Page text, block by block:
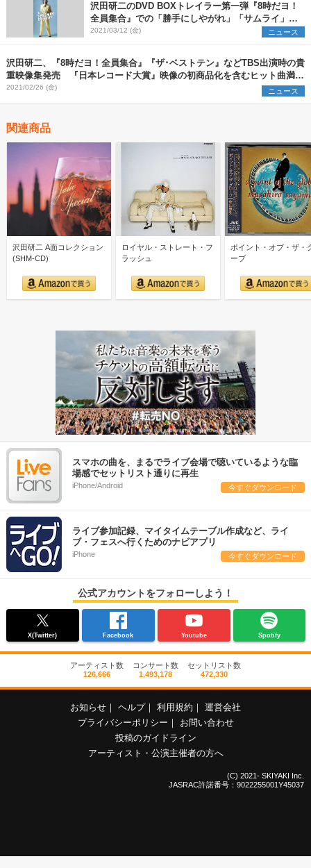
沢田研二のDVD BOXトレイラー第一弾『8時だヨ！
全員集合』での「勝手にしやがれ」「サムライ」な
ど歌唱映像公開
2021/03/12 (金) ニュース
沢田研二、『8時だヨ！全員集合』『ザ･ベストテン』などTBS出演時の貴
重映像集発売 『日本レコード大賞』映像の初商品化を含むヒット曲満載
のDVD7枚組
2021/02/26 (金) ニュース
関連商品
沢田研二 A面コレクション
(SHM-CD)
ロイヤル・ストレート・フ
ラッシュ
ポイント・オブ・ザ・
ーブ
スマホの曲を、まるでライブ会場で聴いているような臨
場感でセットリスト通りに再生
iPhone/Android 今すぐダウンロード
ライブ参加記録、マイタイムテーブル作成など、ライ
ブ・フェスへ行くためのナビアプリ
iPhone 今すぐダウンロード
公式アカウントをフォローしよう！
X(Twitter) Facebook Youtube Spotify
アーティスト数
126,666
コンサート数
1,493,178
セットリスト数
472,330
お知らせ ヘルプ 利用規約
運営会社
プライバシーポリシー
お問い合わせ
投稿のガイドライン
アーティスト・公演主催者の方へ
(C) 2021- SKIYAKI Inc.
JASRAC許諾番号：9022255001Y45037